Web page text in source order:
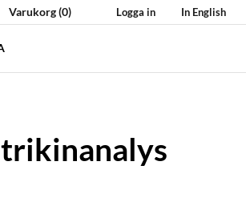
Varukorg(0) Logga in In English